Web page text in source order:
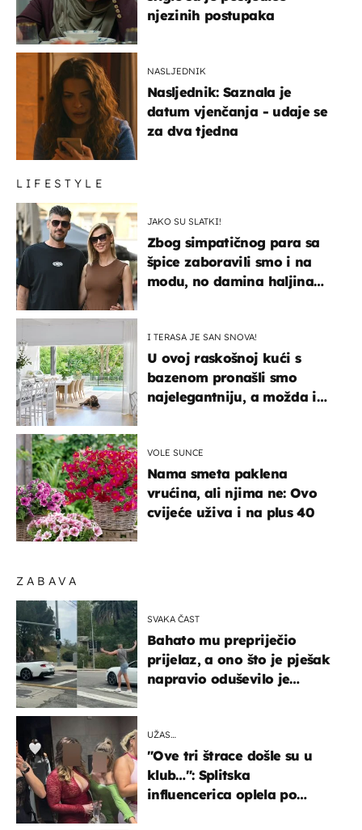
ZABAVA
SVAKA ČAST
Bahato mu prepriječio
prijelaz, a ono što je pješak
napravio oduševilo je
UŽAS…
"Ove tri štrace došle su u
klub…": Splitska
influencerica oplela po
njezinih postupaka
NASLJEDNIK
Nasljednik: Saznala je
datum vjenčanja - udaje se
za dva tjedna
LIFESTYLE
JAKO SU SLATKI!
Zbog simpatičnog para sa
špice zaboravili smo i na
modu, no damina haljina
I TERASA JE SAN SNOVA!
U ovoj raskošnoj kući s
bazenom pronašli smo
najelegantniju, a možda i
VOLE SUNCE
Nama smeta paklena
vrućina, ali njima ne: Ovo
cvijeće uživa i na plus 40